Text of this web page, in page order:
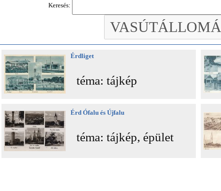
Keresés:
Érdliget
téma: tájkép
Érd Ófalu és Újfalu
téma: tájkép, épület